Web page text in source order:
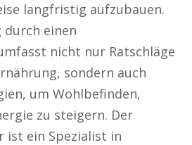
langfristig aufzubauen.
einen
nicht nur Ratschläge
sondern auch
um Wohlbefinden,
zu steigern. Der
ist ein Spezialist in